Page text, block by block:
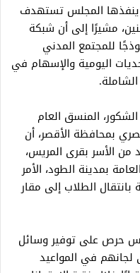
ينفذها المجلس تستهدف
مشيرًا إلى أن شبكة
للمجتمع المدني
اليومية والإسهام في
المنسق العام
بمحافظة الأقصر، أن
من الأسر بقرى المريس،
بمدينة الطود، الأمر
بانتقال الطلاب إلى مقار
حرص على توفير وسائل
في المواعيد